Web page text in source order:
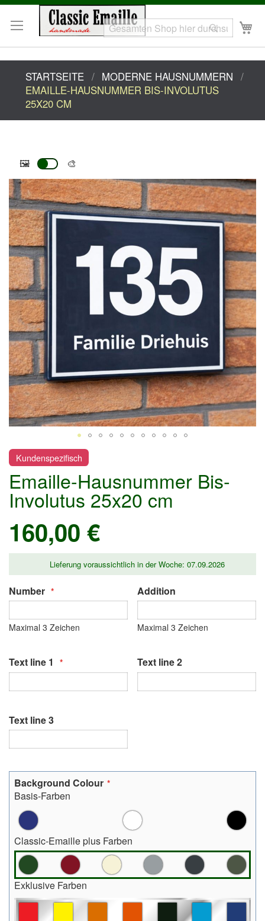
Search
STARTSEITE
MODERNE HAUSNUMMERN
EMAILLE-HAUSNUMMER BIS-INVOLUTUS
25X20 CM
🎨
🖼️
Zum
Ende
der
Bildgalerie
springen
Zum
Anfang
der
Bildgalerie
springen
Kundenspezifisch
Emaille-Hausnummer Bis-
Involutus 25x20 cm
160,00 €
Lieferung voraussichtlich in der Woche: 07.09.2026
Number
Maximal 3 Zeichen
Addition
Maximal 3 Zeichen
Text line 1 Text line 2
Text line 3
Background Colour
Basis-Farben
Classic-Emaille plus Farben
Exklusive Farben